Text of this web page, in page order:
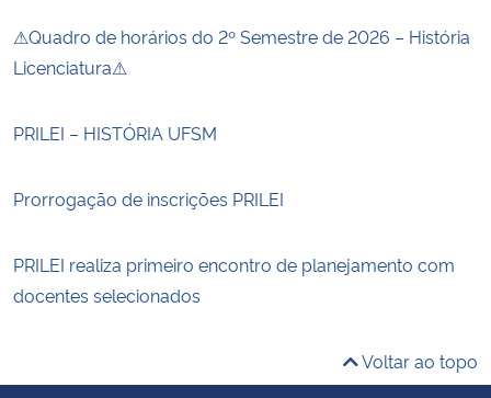
⚠Quadro de horários do 2º Semestre de 2026 – História
Licenciatura⚠
PRILEI – HISTÓRIA UFSM
Prorrogação de inscrições PRILEI
PRILEI realiza primeiro encontro de planejamento com
docentes selecionados
Voltar ao topo